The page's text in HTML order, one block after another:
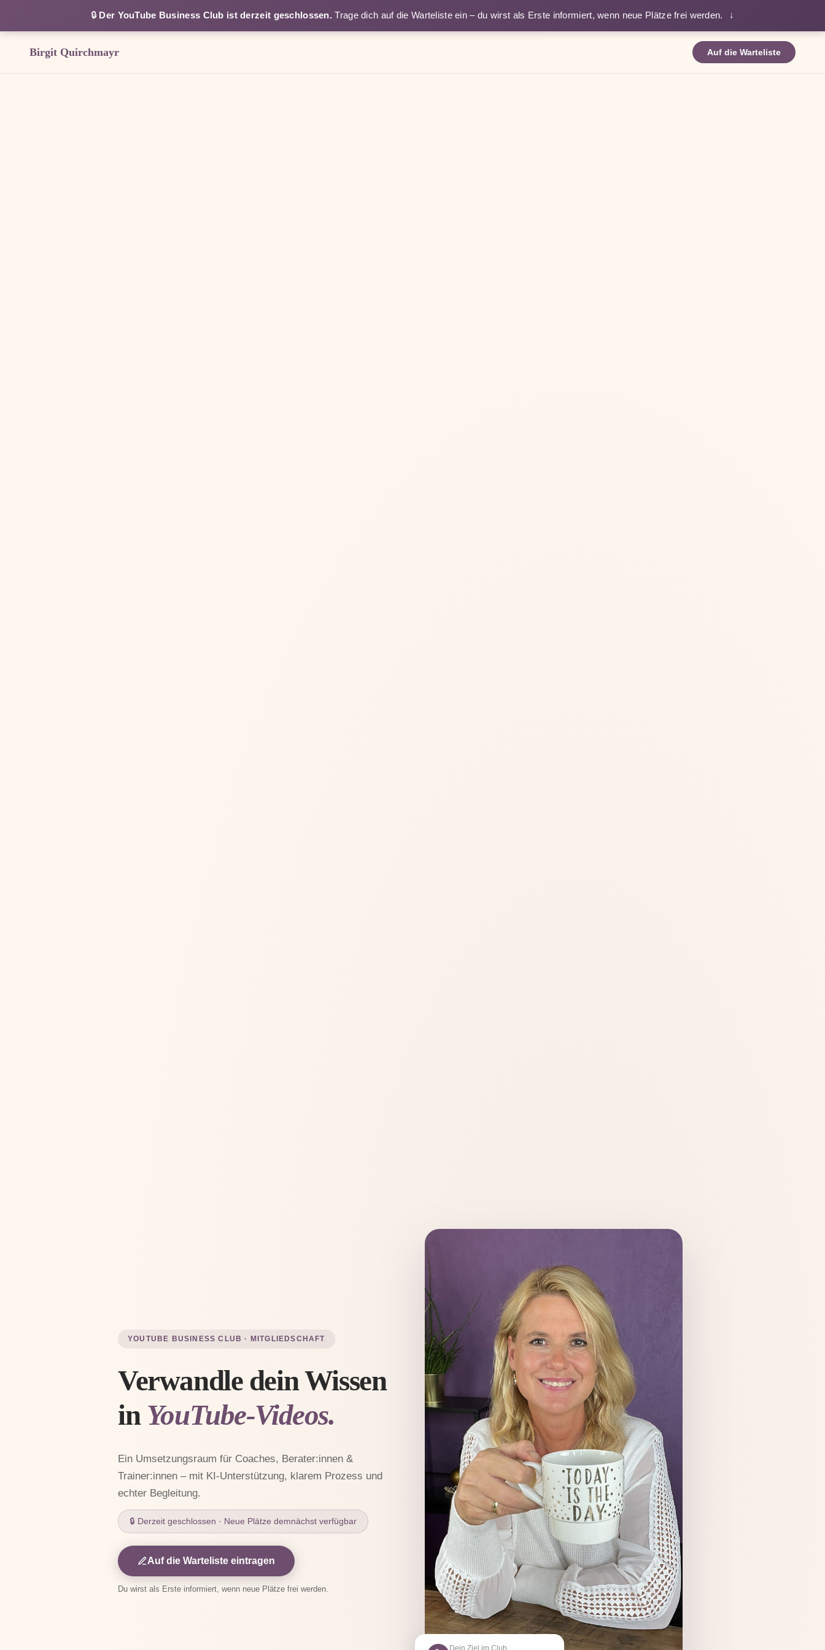
🔒 Der YouTube Business Club ist derzeit geschlossen. Trage dich auf die Warteliste ein – du wirst als Erste informiert, wenn neue Plätze frei werden. ↓
Birgit Quirchmayr Auf die Warteliste
YOUTUBE BUSINESS CLUB · MITGLIEDSCHAFT
Verwandle dein Wissen
in YouTube-Videos.
Ein Umsetzungsraum für Coaches, Berater:innen &
Trainer:innen – mit KI-Unterstützung, klarem Prozess und
echter Begleitung.
🔒 Derzeit geschlossen · Neue Plätze demnächst verfügbar
Auf die Warteliste eintragen
Du wirst als Erste informiert, wenn neue Plätze frei werden.
Dein Ziel im Club